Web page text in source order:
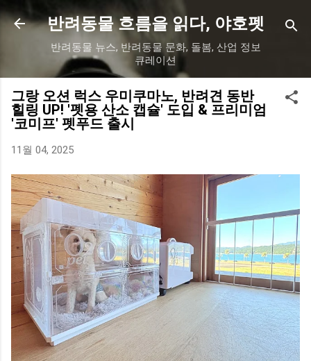
기본 콘텐츠로 건너뛰기
반려동물 흐름을 읽다, 야호펫
반려동물 뉴스, 반려동물 문화, 돌봄, 산업 정보
큐레이션
그랑 오션 럭스 우미쿠마노, 반려견 동반
힐링 UP! '펫용 산소 캡슐' 도입 & 프리미엄
'코미프' 펫푸드 출시
11월 04, 2025